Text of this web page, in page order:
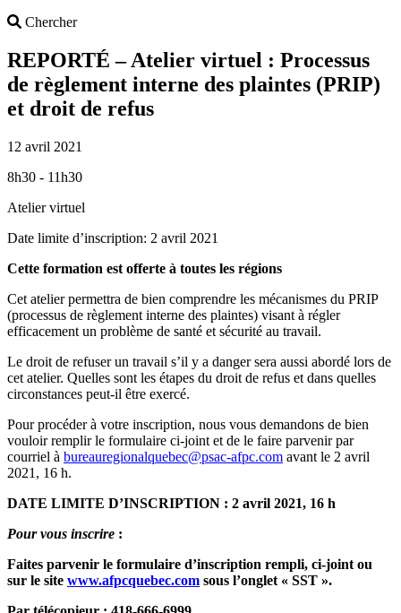
ChercherSearch
REPORTÉ – Atelier virtuel : Processus
de règlement interne des plaintes (PRIP)
et droit de refus
12 avril 2021
8h30 - 11h30
Atelier virtuel
Date limite d’inscription: 2 avril 2021
Cette formation est offerte à toutes les régions
Cet atelier permettra de bien comprendre les mécanismes du PRIP
(processus de règlement interne des plaintes) visant à régler
efficacement un problème de santé et sécurité au travail.
Le droit de refuser un travail s’il y a danger sera aussi abordé lors de
cet atelier. Quelles sont les étapes du droit de refus et dans quelles
circonstances peut-il être exercé.
Pour procéder à votre inscription, nous vous demandons de bien
vouloir remplir le formulaire ci-joint et de le faire parvenir par
courriel à bureauregionalquebec@psac-afpc.com avant le 2 avril
2021, 16 h.
DATE LIMITE D’INSCRIPTION : 2 avril 2021, 16 h
Pour vous inscrire :
Faites parvenir le formulaire d’inscription rempli, ci-joint ou
sur le site www.afpcquebec.com sous l’onglet « SST ».